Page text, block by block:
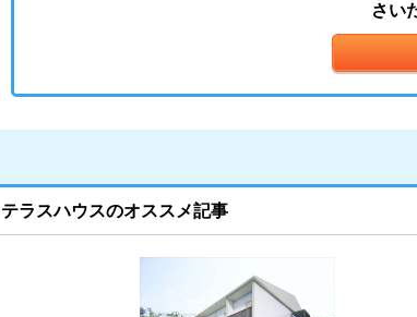
さい
テラスハウスのオススメ記事